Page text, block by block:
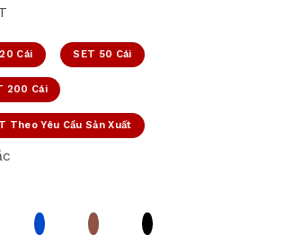
Cái SET 50 Cái
200 Cái
Theo Yêu Cầu Sản Xuất